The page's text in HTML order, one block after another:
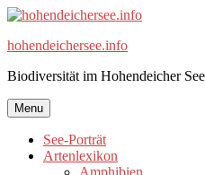
Skip
content
hohendeichersee.info
Biodiversität im Hohendeicher See
Menu
See-Porträt
Artenlexikon
Amphibien